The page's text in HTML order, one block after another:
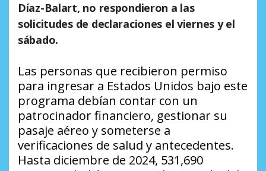
Díaz-Balart, no respondieron a las
solicitudes de declaraciones el viernes y el
sábado.
Las personas que recibieron permiso
para ingresar a Estados Unidos bajo este
programa debían contar con un
patrocinador financiero, gestionar su
pasaje aéreo y someterse a
verificaciones de salud y antecedentes.
Hasta diciembre de 2024, 531,690